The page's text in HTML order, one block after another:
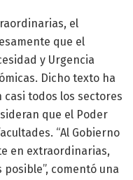
el
que el
y Urgencia
Dicho texto ha
todos los sectores
que el Poder
“Al Gobierno
en extraordinarias,
comentó una